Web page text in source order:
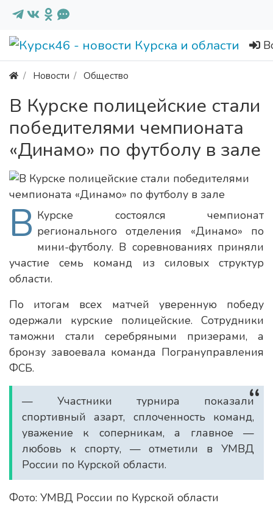
Новости Общество
В Курске полицейские стали
победителями чемпионата
«Динамо» по футболу в зале
В Курске состоялся чемпионат
регионального отделения «Динамо» по
мини-футболу. В соревнованиях приняли
участие семь команд из силовых структур
области.
По итогам всех матчей уверенную победу
одержали курские полицейские. Сотрудники
таможни стали серебряными призерами, а
бронзу завоевала команда Погрануправления
ФСБ.
— Участники турнира показали
спортивный азарт, сплоченность команд,
уважение к соперникам, а главное —
любовь к спорту, — отметили в УМВД
России по Курской области.
Фото: УМВД России по Курской области